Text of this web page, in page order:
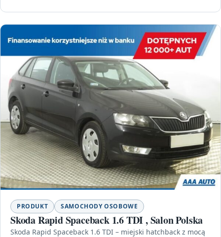
PRODUKT SAMOCHODY OSOBOWE
Skoda Rapid Spaceback 1.6 TDI , Salon Polska
Skoda Rapid Spaceback 1.6 TDI – miejski hatchback z mocą